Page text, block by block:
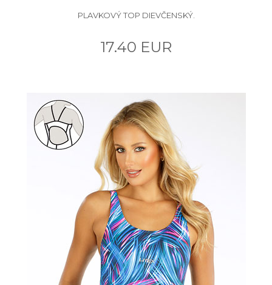
PLAVKOVÝ TOP DIEVČENSKÝ.
17.40 EUR